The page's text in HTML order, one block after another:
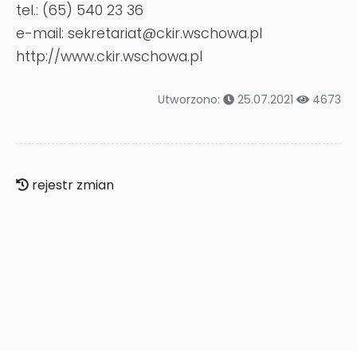
tel.: (65) 540 23 36
e-mail: sekretariat@ckir.wschowa.pl
http://www.ckir.wschowa.pl
Utworzono: 25.07.2021 4673
rejestr zmian